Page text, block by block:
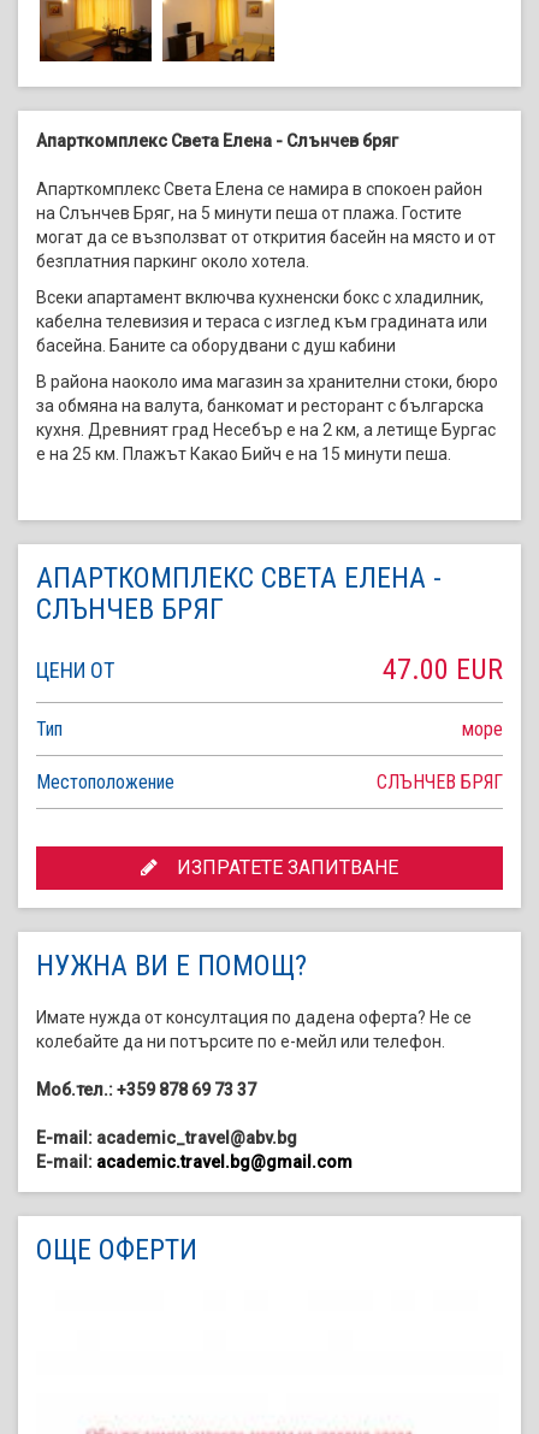
Апарткомплекс Света Елена - Слънчев бряг
Апарткомплекс Света Елена се намира в спокоен район
на Слънчев Бряг, на 5 минути пеша от плажа. Гостите
могат да се възползват от открития басейн на място и от
безплатния паркинг около хотела.
Всеки апартамент включва кухненски бокс с хладилник,
кабелна телевизия и тераса с изглед към градината или
басейна. Баните са оборудвани с душ кабини
В района наоколо има магазин за хранителни стоки, бюро
за обмяна на валута, банкомат и ресторант с българска
кухня. Древният град Несебър е на 2 км, а летище Бургас
е на 25 км. Плажът Какао Бийч е на 15 минути пеша.
АПАРТКОМПЛЕКС СВЕТА ЕЛЕНА -
СЛЪНЧЕВ БРЯГ
ЦЕНИ ОТ 47.00 EUR
Тип море
Местоположение СЛЪНЧЕВ БРЯГ
ИЗПРАТЕТЕ ЗАПИТВАНЕ
НУЖНА ВИ Е ПОМОЩ?
Имате нужда от консултация по дадена оферта? Не се
колебайте да ни потърсите по е-мейл или телефон.
Моб.тел.: +359 878 69 73 37
E-mail: academic_travel@abv.bg
E-mail: academic.travel.bg@gmail.com
ОЩЕ ОФЕРТИ